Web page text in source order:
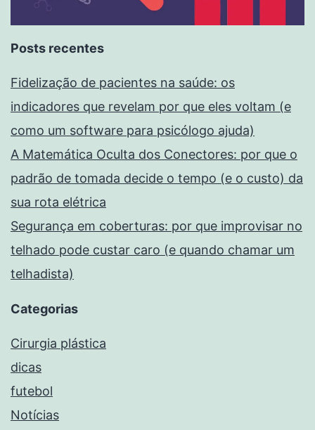
Posts recentes
Fidelização de pacientes na saúde: os
indicadores que revelam por que eles voltam (e
como um software para psicólogo ajuda)
A Matemática Oculta dos Conectores: por que o
padrão de tomada decide o tempo (e o custo) da
sua rota elétrica
Segurança em coberturas: por que improvisar no
telhado pode custar caro (e quando chamar um
telhadista)
Categorias
Cirurgia plástica
dicas
futebol
Notícias